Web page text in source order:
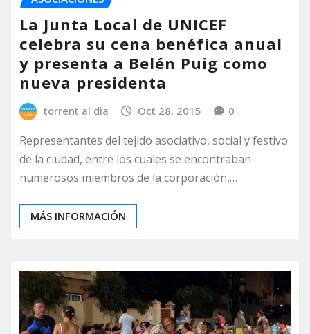
La Junta Local de UNICEF
celebra su cena benéfica anual
y presenta a Belén Puig como
nueva presidenta
torrent al dia Oct 28, 2015 0
Representantes del tejido asociativo, social y festivo
de la ciudad, entre los cuales se encontraban
numerosos miembros de la corporación,…
MÁS INFORMACIÓN